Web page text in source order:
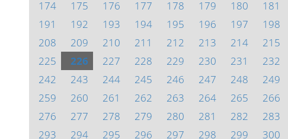
174
175 176 177 178 179 180 181
191
192 193 194 195 196 197 198
208
209 210 211 212 213 214 215
225
226 227 228 229 230 231 232
242
243 244 245 246 247 248 249
259
260 261 262 263 264 265 266
276
277 278 279 280 281 282 283
293
294 295 296 297 298 299 300